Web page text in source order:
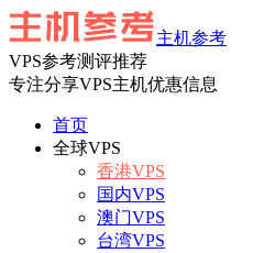
主机参考
VPS参考测评推荐
专注分享VPS主机优惠信息
首页
全球VPS
香港VPS
国内VPS
澳门VPS
台湾VPS